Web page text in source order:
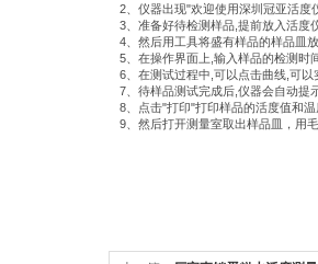
2 、仪器出现"欢迎使用深圳冠亚活度
3 、准备好待检测样品 提前放入活度
4 、然后用工具将盛有样品的样品皿
5 、在操作界面上 输入样品的检测时
6 、在测试过程中 可以点击曲线 可以
7 、待样品测试完成后 仪器会自动提
8 、点击"打印"打印样品的活度值和温
9 、然后打开测量室取出样品皿，用